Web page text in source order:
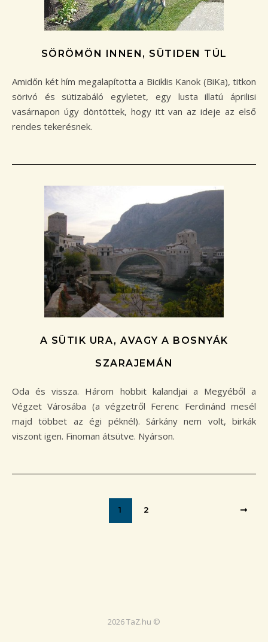
SÖRÖMÖN INNEN, SÜTIDEN TÚL
Amidőn két hím megalapította a Biciklis Kanok (BiKa), titkon
sörivó és sütizabáló egyletet, egy lusta illatú áprilisi
vasárnapon úgy döntöttek, hogy itt van az ideje az első
rendes tekerésnek.
A SÜTIK URA, AVAGY A BOSNYÁK
SZARAJEMÁN
Oda és vissza. Három hobbit kalandjai a Megyéből a
Végzet Városába (a végzetről Ferenc Ferdinánd mesél
majd többet az égi péknél). Sárkány nem volt, birkák
viszont igen. Finoman átsütve. Nyárson.
1 2
2026 TaZ.hu ©